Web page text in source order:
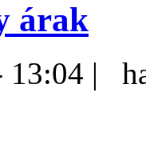
árak
13:04 |